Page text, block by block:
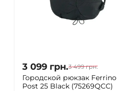
3 099 грн.3 499 грн.
Городской рюкзак Ferrino
Post 25 Black (75269QCC)